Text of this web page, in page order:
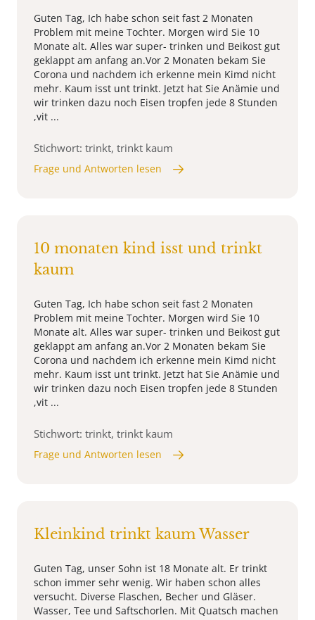
Guten Tag, Ich habe schon seit fast 2 Monaten
Problem mit meine Tochter. Morgen wird Sie 10
Monate alt. Alles war super- trinken und Beikost gut
geklappt am anfang an.Vor 2 Monaten bekam Sie
Corona und nachdem ich erkenne mein Kimd nicht
mehr. Kaum isst unt trinkt. Jetzt hat Sie Anämie und
wir trinken dazu noch Eisen tropfen jede 8 Stunden
,vit ...
Stichwort: trinkt, trinkt kaum
Frage und Antworten lesen
10 monaten kind isst und trinkt
kaum
Guten Tag, Ich habe schon seit fast 2 Monaten
Problem mit meine Tochter. Morgen wird Sie 10
Monate alt. Alles war super- trinken und Beikost gut
geklappt am anfang an.Vor 2 Monaten bekam Sie
Corona und nachdem ich erkenne mein Kimd nicht
mehr. Kaum isst unt trinkt. Jetzt hat Sie Anämie und
wir trinken dazu noch Eisen tropfen jede 8 Stunden
,vit ...
Stichwort: trinkt, trinkt kaum
Frage und Antworten lesen
Kleinkind trinkt kaum Wasser
Guten Tag, unser Sohn ist 18 Monate alt. Er trinkt
schon immer sehr wenig. Wir haben schon alles
versucht. Diverse Flaschen, Becher und Gläser.
Wasser, Tee und Saftschorlen. Mit Quatsch machen